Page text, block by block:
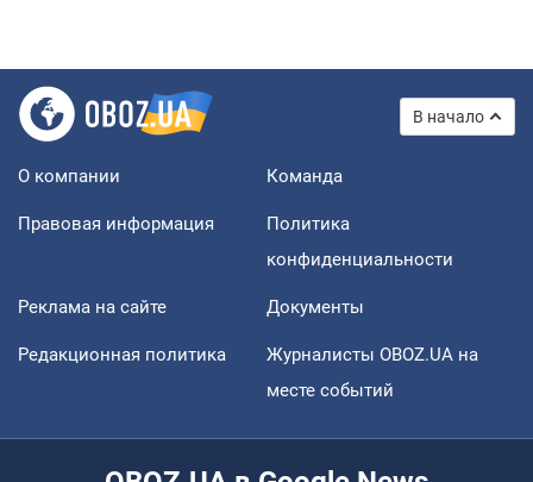
В начало
О компании Команда
Правовая информация
Политика
конфиденциальности
Реклама на сайте Документы
Редакционная политика
Журналисты OBOZ.UA на
месте событий